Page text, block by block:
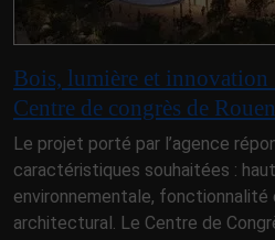
Bois, lumière et
Centre de congrès de Rouen
Le projet porté par l’agence
caractéristiques souhaitées :
environnementale,
architectural. Le Centre de